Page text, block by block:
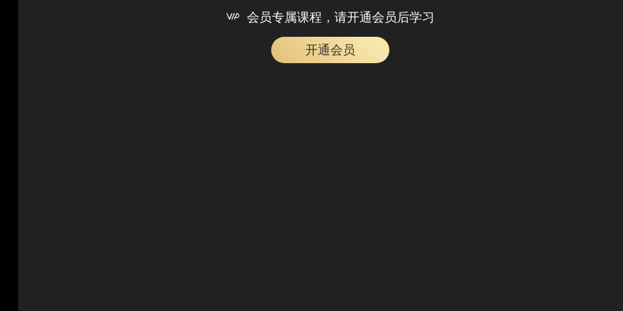
 会员专属课程，请开通会员后学习
开通会员